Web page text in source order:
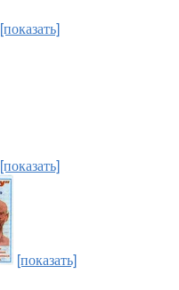
[показать]
[показать]
[показать]